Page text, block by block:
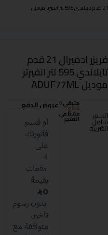
/ فريزر ادميرال 21 قدم تايلاندي 595 لتر انفيرتر موديل
فريزر ادميرال 21 قدم
تايلاندي 595 لتر انفيرتر
موديل ADUF77ML
السعر
شامل
الضريبة
متبقي0
قطع
فقط في
المتجر
عروض الدفع